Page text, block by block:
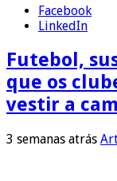
Facebook
LinkedIn
Futebol,
que os
vestir a
3 semanas atrás